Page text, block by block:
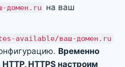
домен.ru
на ваш
available/ваш-домен.ru
Временно
HTTPS настроим